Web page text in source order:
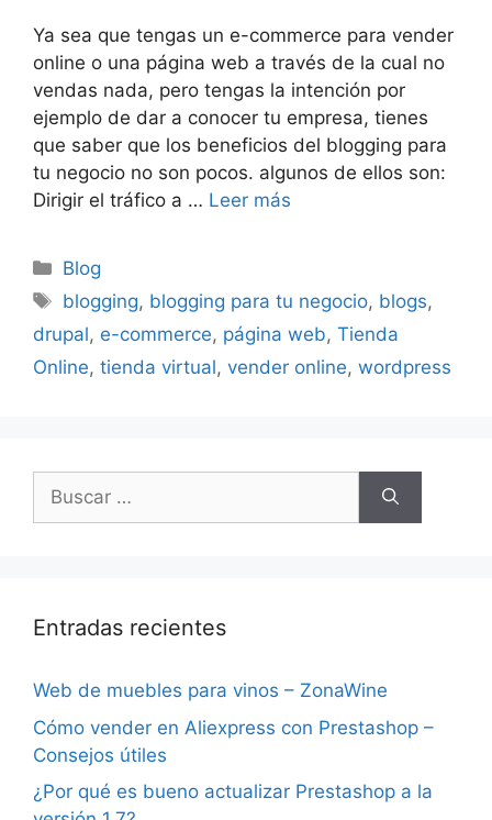
Ya sea que tengas un e-commerce para vender
online o una página web a través de la cual no
vendas nada, pero tengas la intención por
ejemplo de dar a conocer tu empresa, tienes
que saber que los beneficios del blogging para
tu negocio no son pocos. algunos de ellos son:
Dirigir el tráfico a … Leer más
Categorías
Blog
Etiquetas
blogging, blogging para tu negocio, blogs,
drupal, e-commerce, página web, Tienda
Online, tienda virtual, vender online, wordpress
Buscar:
Entradas recientes
Web de muebles para vinos – ZonaWine
Cómo vender en Aliexpress con Prestashop –
Consejos útiles
¿Por qué es bueno actualizar Prestashop a la